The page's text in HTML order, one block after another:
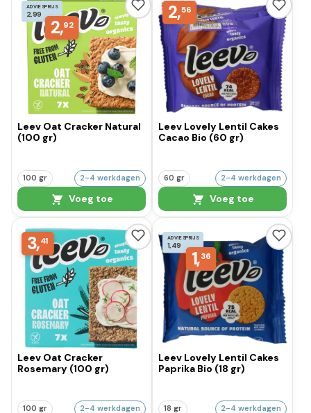
ADVIESPRIJS
2,99
2,92
Leev Oat Cracker Natural
(100 gr)
100 gr 2-4 werkdagen
Voeg toe
2,56
Leev Lovely Lentil Cakes
Cacao Bio (60 gr)
60 gr 2-4 werkdagen
Voeg toe
3,41
Leev Oat Cracker
Rosemary (100 gr)
100 gr 2-4 werkdagen
ADVIESPRIJS
1,49
1,36
Leev Lovely Lentil Cakes
Paprika Bio (18 gr)
18 gr 2-4 werkdagen